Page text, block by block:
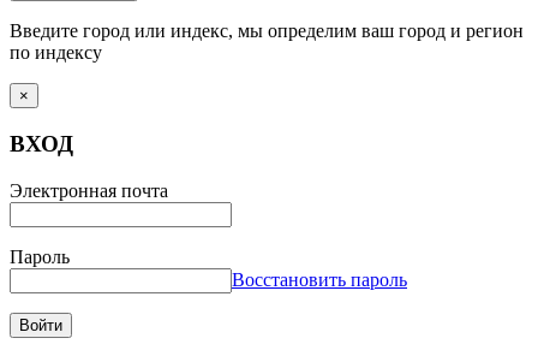
Введите город или индекс, мы определим ваш город и регион
по индексу
×
ВХОД
Электронная почта
Пароль
Восстановить пароль
Войти